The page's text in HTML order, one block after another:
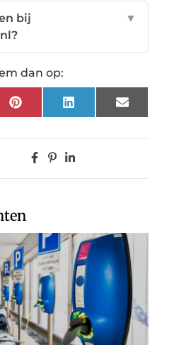
bij
▼
dan op:
PinterestLinkedInEmail